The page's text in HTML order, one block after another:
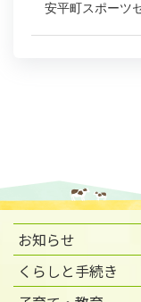
安平町スポーツ
お知らせ
くらしと手続き